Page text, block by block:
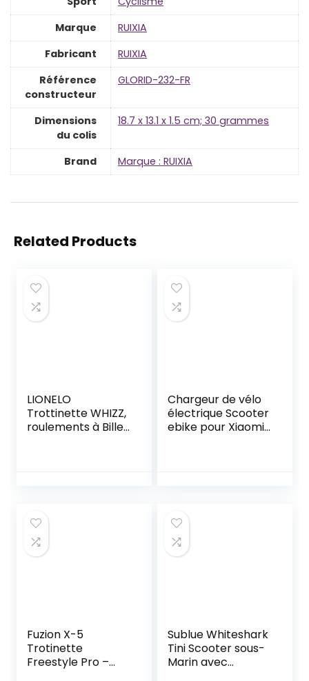
Marque
‎RUIXIA
Fabricant
‎RUIXIA
Référence
constructeur
‎GLORID-232-FR
Dimensions
du colis
‎18.7 x 13.1 x 1.5 cm; 30 grammes
Brand Marque : RUIXIA
Related Products
LIONELO
Trottinette WHIZZ,
roulements à Billes
Frein Flex Fender
MN Steel – Design
Unique
Chargeur de vélo
électrique Scooter
ebike pour Xiaomi
Fuzion X-5
Trotinette
Freestyle Pro –
Sublue Whiteshark
Tini Scooter sous-
Marin avec